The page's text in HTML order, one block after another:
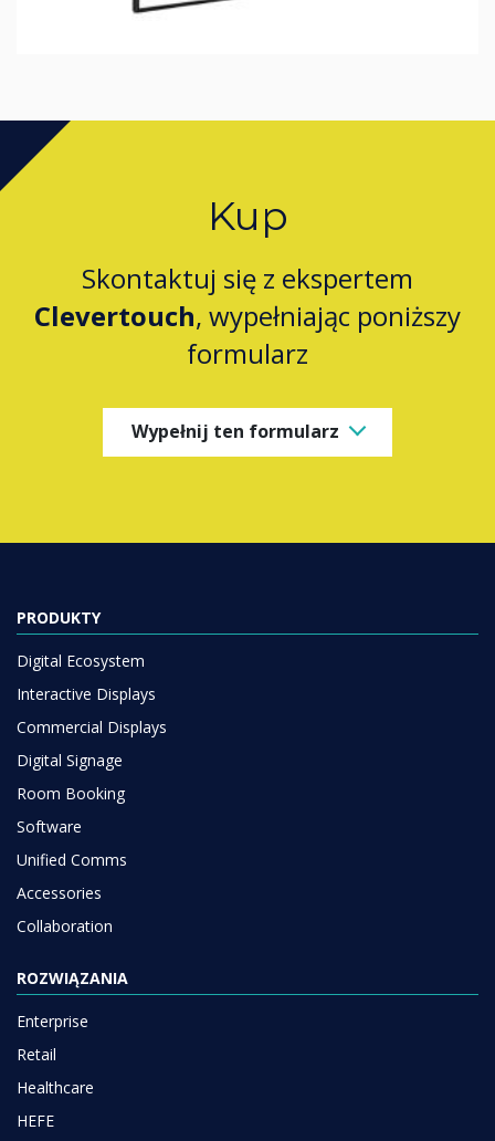
Kup
Skontaktuj się z ekspertem
Clevertouch, wypełniając poniższy
formularz
Wypełnij ten formularz
PRODUKTY
Digital Ecosystem
Interactive Displays
Commercial Displays
Digital Signage
Room Booking
Software
Unified Comms
Accessories
Collaboration
ROZWIĄZANIA
Enterprise
Retail
Healthcare
HEFE